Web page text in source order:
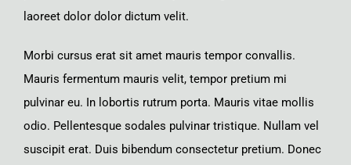
laoreet dolor dolor dictum velit.
Morbi cursus erat sit amet mauris tempor convallis.
Mauris fermentum mauris velit, tempor pretium mi
pulvinar eu. In lobortis rutrum porta. Mauris vitae mollis
odio. Pellentesque sodales pulvinar tristique. Nullam vel
suscipit erat. Duis bibendum consectetur pretium. Donec